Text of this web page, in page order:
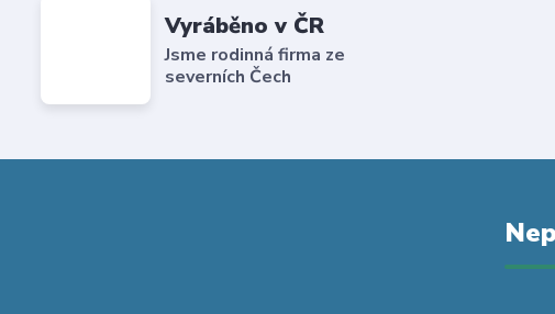
Vyráběno v ČR
Jsme rodinná firma ze
severních Čech